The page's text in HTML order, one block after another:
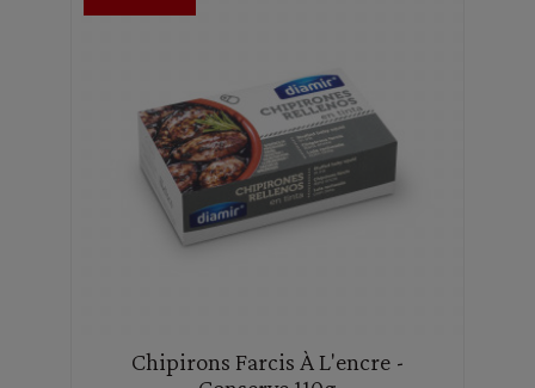
Chipirons Farcis À L'encre -